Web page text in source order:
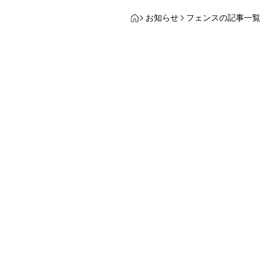
お知らせ フェンスの記事一覧